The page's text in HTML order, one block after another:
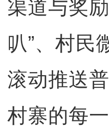
渠道与奖
叭”、村民
滚动推送
村寨的每